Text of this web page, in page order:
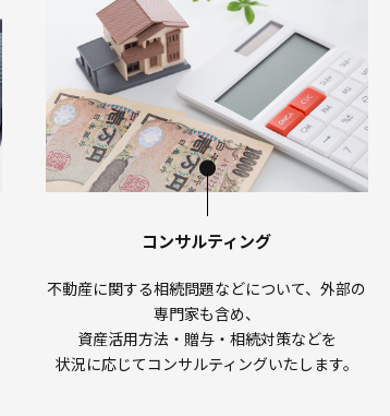
コンサルティング
不動産に関する相続問題などについて、外部の
専門家も含め、
資産活用方法・贈与・相続対策などを
状況に応じてコンサルティングいたします。